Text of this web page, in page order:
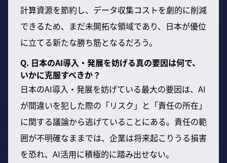
計算資源を節約し、データ収集コストを劇的に削減
できるため、まだ未開拓な領域であり、日本が優位
に立てる新たな勝ち筋となるだろう。
Q. 日本のAI導入・発展を妨げる真の要因は何で、
いかに克服すべきか？
日本のAI導入・発展を妨げている最大の要因は、AI
が間違いを犯した際の「リスク」と「責任の所在」
に関する議論から逃げていることにある。責任の範
囲が不明確なままでは、企業は将来起こりうる損害
を恐れ、AI活用に積極的に踏み出せない。